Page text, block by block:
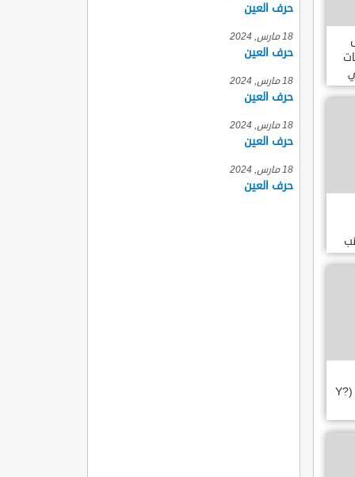
قبول الطلاب الأجانب (Y?
حرف العين
18 مارس, 2024
حرف العين
18 مارس, 2024
حرف العين
18 مارس, 2024
حرف العين
18 مارس, 2024
حرف العين